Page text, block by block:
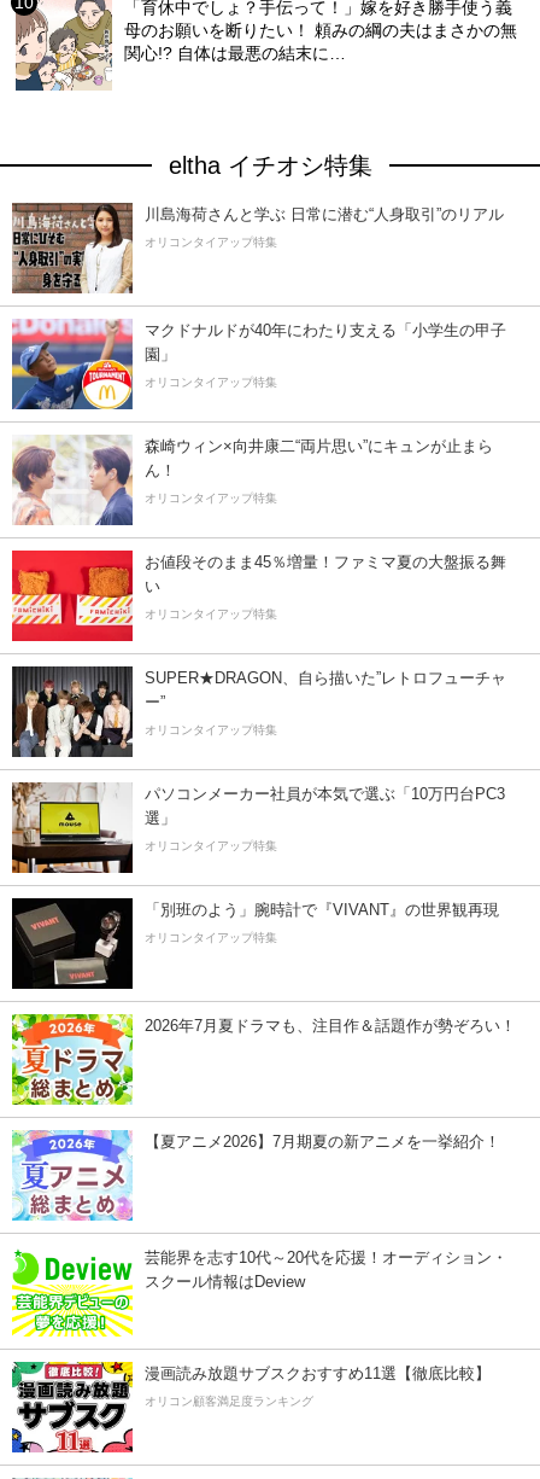
「育休中でしょ？手伝って！」嫁を好き勝手使う義
母のお願いを断りたい！ 頼みの綱の夫はまさかの無
関心!? 自体は最悪の結末に…
eltha イチオシ特集
川島海荷さんと学ぶ 日常に潜む“人身取引”のリアル
オリコンタイアップ特集
マクドナルドが40年にわたり支える「小学生の甲子
園」
オリコンタイアップ特集
森崎ウィン×向井康二“両片思い”にキュンが止まら
ん！
オリコンタイアップ特集
お値段そのまま45％増量！ファミマ夏の大盤振る舞
い
オリコンタイアップ特集
SUPER★DRAGON、自ら描いた”レトロフューチャ
ー”
オリコンタイアップ特集
パソコンメーカー社員が本気で選ぶ「10万円台PC3
選」
オリコンタイアップ特集
「別班のよう」腕時計で『VIVANT』の世界観再現
オリコンタイアップ特集
2026年7月夏ドラマも、注目作＆話題作が勢ぞろい！
【夏アニメ2026】7月期夏の新アニメを一挙紹介！
芸能界を志す10代～20代を応援！オーディション・
スクール情報はDeview
漫画読み放題サブスクおすすめ11選【徹底比較】
オリコン顧客満足度ランキング